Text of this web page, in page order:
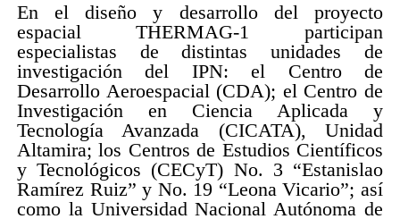
En el diseño y desarrollo del proyecto
espacial THERMAG-1 participan
especialistas de distintas unidades de
investigación del IPN: el Centro de
Desarrollo Aeroespacial (CDA); el Centro de
Investigación en Ciencia Aplicada y
Tecnología Avanzada (CICATA), Unidad
Altamira; los Centros de Estudios Científicos
y Tecnológicos (CECyT) No. 3 “Estanislao
Ramírez Ruiz” y No. 19 “Leona Vicario”; así
como la Universidad Nacional Autónoma de